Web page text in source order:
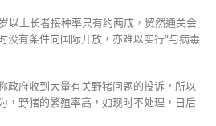
以上长者接种率只有约两成，贸然通关会
没有条件向国际开放，亦难以实行“与病毒
政府收到大量有关野猪问题的投诉，所以
，野猪的繁殖率高，如现时不处理，日后